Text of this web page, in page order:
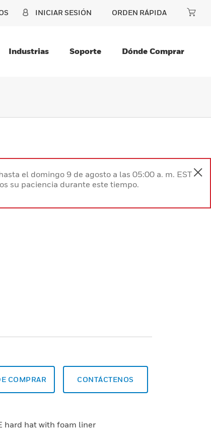
INICIAR SESIÓN ORDEN RÁPIDA
Industrias Soporte Dónde Comprar
el domingo 9 de agosto a las 05:00 a. m. EST
su paciencia durante este tiempo.
COMPRAR CONTÁCTENOS
hard hat with foam liner